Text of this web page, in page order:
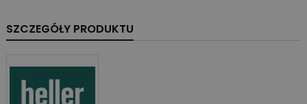
SZCZEGÓŁY PRODUKTU